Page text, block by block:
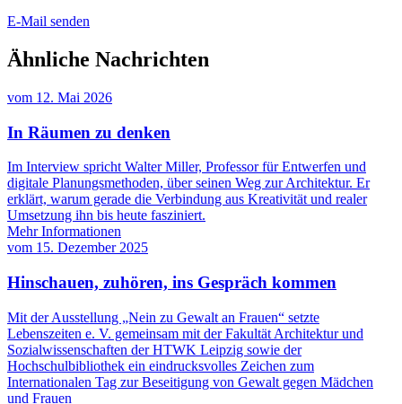
E-Mail senden
Ähnliche Nachrichten
vom 12. Mai 2026
In Räumen zu denken
Im Interview spricht Walter Miller, Professor für Entwerfen und
digitale Planungsmethoden, über seinen Weg zur Architektur. Er
erklärt, warum gerade die Verbindung aus Kreativität und realer
Umsetzung ihn bis heute fasziniert.
Mehr Informationen
vom 15. Dezember 2025
Hinschauen, zuhören, ins Gespräch kommen
Mit der Ausstellung „Nein zu Gewalt an Frauen“ setzte
Lebenszeiten e. V. gemeinsam mit der Fakultät Architektur und
Sozialwissenschaften der HTWK Leipzig sowie der
Hochschulbibliothek ein eindrucksvolles Zeichen zum
Internationalen Tag zur Beseitigung von Gewalt gegen Mädchen
und Frauen